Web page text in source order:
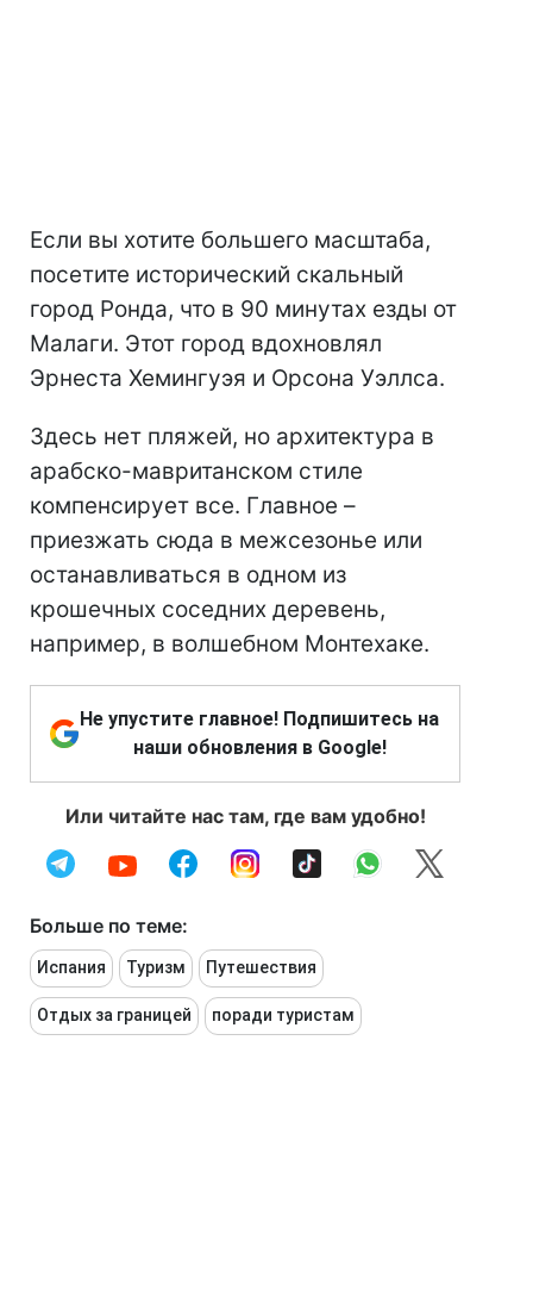
Если вы хотите большего масштаба,
посетите исторический скальный
город Ронда, что в 90 минутах езды от
Малаги. Этот город вдохновлял
Эрнеста Хемингуэя и Орсона Уэллса.
Здесь нет пляжей, но архитектура в
арабско-мавританском стиле
компенсирует все. Главное –
приезжать сюда в межсезонье или
останавливаться в одном из
крошечных соседних деревень,
например, в волшебном Монтехаке.
Не упустите главное! Подпишитесь на
наши обновления в Google!
Или читайте нас там, где вам удобно!
Больше по теме:
Испания Туризм Путешествия
Отдых за границей поради туристам